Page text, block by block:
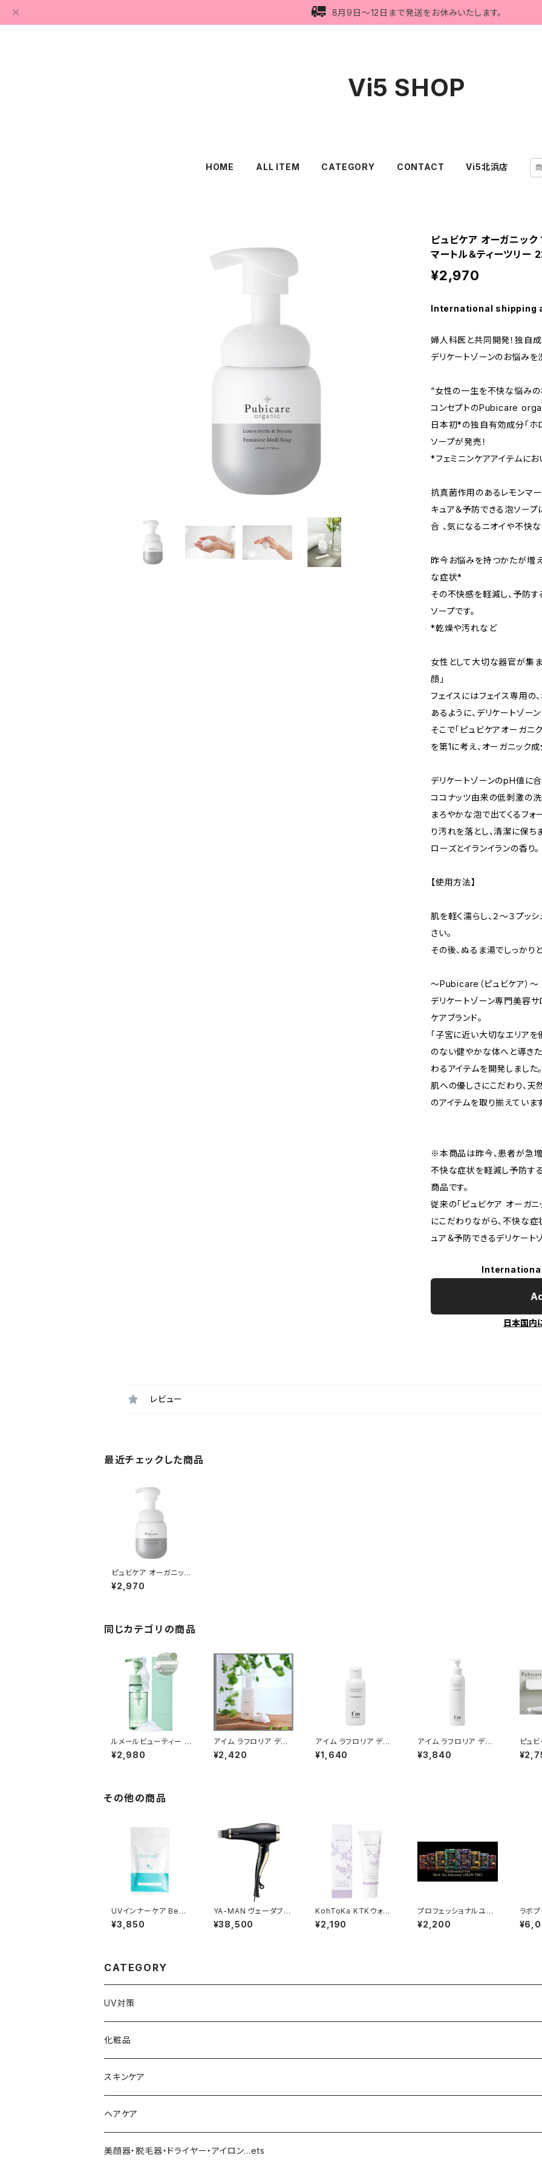
8月9日〜12日まで発送をお休みいたします。
Vi5 SHOP
HOME ALL ITEM CATEGORY CONTACT Vi5北浜店
ピュビケア オーガニック
マートル＆ティーツリー
¥2,970
International shipping
婦人科医と共同開発！独自成
デリケートゾーンのお悩みを
“女性の一生を不快な悩み
コンセプトのPubicare
日本初*の独自有効成分「ホ
ソープが発売！
*フェミニンケアアイテムにお
抗真菌作用のあるレモンマー
キュア＆予防できる泡ソープ
合 、気になるニオイや不快
昨今お悩みを持つかたが増
な症状*
その不快感を軽減し、予防
ソープです。
*乾燥や汚れなど
女性として大切な器官が集
顔」
フェイスにはフェイス専用の
あるように、デリケートゾー
そこで「ピュビケアオーガニ
を第1に考え、オーガニック
デリケートゾーンのpH値に
ココナッツ由来の低刺激の
まろやかな泡で出てくるフォ
り汚れを落とし、清潔に保ち
ローズとイランイランの香り。
【使用方法】
肌を軽く濡らし、２～３プッ
さい。
その後、ぬるま湯でしっかり
～Pubicare（ピュビケア）～
デリケートゾーン専門美容
ケアブランド。
「子宮に近い大切なエリアを
のない健やかな体へと導き
わるアイテムを開発しました
肌への優しさにこだわり、
のアイテムを取り揃えていま
※本商品は昨今、患者が急増
不快な症状を軽減し予防す
商品です。
従来の「ピュビケア オーガニ
にこだわりながら、不快な症
ュア＆予防できるデリケート
日本国内
レビュー
最近チェックした商品
ピュビケア オーガニック
フェミニン メディソープ
レモンマートル＆ティー
¥2,970
同じカテゴリの商品
ルメールビューティー フ
ェムケアソープ 150mL
¥2,980
アイム ラフロリア デリ
ケートフォーミングウォ
ッシュ 90ml
¥2,420
アイム ラフロリア デリ
ケートボディウォッシュN
ミニ 50ml
¥1,640
アイム ラフロリア デリ
ケートボディウォッシュN
250ml
¥3,840
ピュ
その他の商品
UVインナーケア BeHA
KU
¥3,850
YA-MAN ヴェーダブラ
イト PLUS BS for Sal
on ヘアドライヤー（125
¥38,500
KohToKa KTKウォッ
シングフォームP
¥2,190
プロフェッショナルユー
ス ハーブティーセレク
ション ※10袋入
¥2,200
ラボ
グク
CATEGORY
UV対策
化粧品
化粧下地
ファンデーション／パウダー
クッションファンデーション
マスカラ／眉毛／アイシャドー
スキンケア
導入化粧水／化粧水
美容液／アイクリーム
ヘアケア
ヘアシャンプー／トリートメント
美顔器・脱毛器・ドライヤー・アイロン…ets